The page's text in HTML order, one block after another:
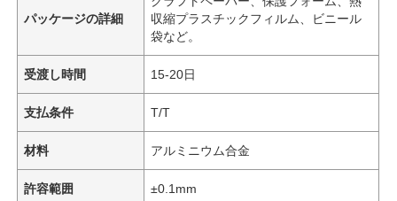
パッケージの詳細
収縮プラスチックフィルム、ビニール
袋など。
受渡し時間 15-20日
支払条件 T/T
材料 アルミニウム合金
許容範囲 ±0.1mm